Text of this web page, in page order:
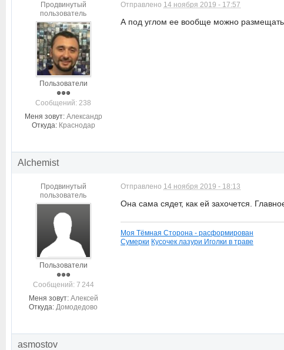
Продвинутый
пользователь
Пользователи
Cообщений: 238
Меня зовут: Александр
Откуда: Краснодар
Отправлено 14 ноября 2019 - 17:57
А под углом ее вообще можно
Alchemist
Продвинутый
пользователь
Пользователи
Cообщений: 7 244
Меня зовут: Алексей
Откуда: Домодедово
Отправлено 14 ноября 2019 - 18:13
Она сама сядет, как ей захочется.
Моя Тёмная Сторона - расформирован
Сумерки Кусочек лазури Иголки в траве
asmostov